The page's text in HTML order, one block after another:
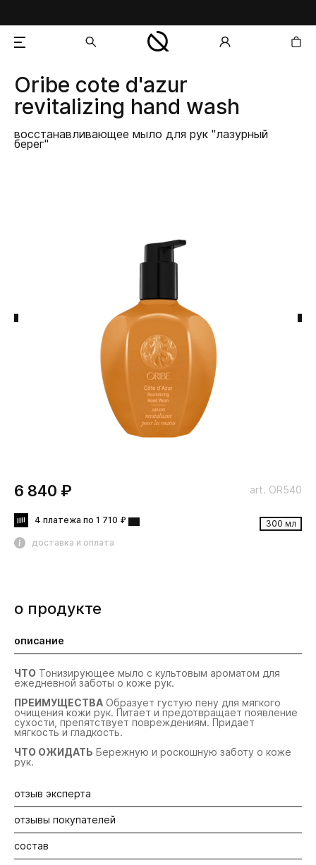
добавлен в корзину
Oribe cote d'azur
revitalizing hand wash
восстанавливающее мыло для рук "лазурный
берег"
art. OR540
300 мл
6 840 ₽
4 платежа по 1 710 ₽
доставка и оплата
о продукте
описание
ЧТО Тонизирующее мыло с культовым ароматом для
ежедневной заботы о коже рук.
ПРЕИМУЩЕСТВА Образует густую пену для мягкого
очищения кожи рук. Питает и предотвращает появление
сухости, препятствует повреждениям. Придает
мягкость и гладкость.
ЧТО ОЖИДАТЬ Бережную и роскошную заботу о коже
рук.
отзыв эксперта
Мыло для ежедневного ухода за кожей рук. Мягко
очищает и питает, дарит приятное ощущение свежести и
гладкости.
отзывы покупателей
Будьте первыми! Оставьте отзыв об этом продукте
состав